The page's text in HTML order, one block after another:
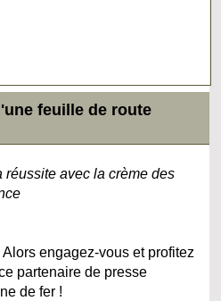
feuille de route
réussite avec la crème des
engagez-vous et profitez
partenaire de presse
de fer !